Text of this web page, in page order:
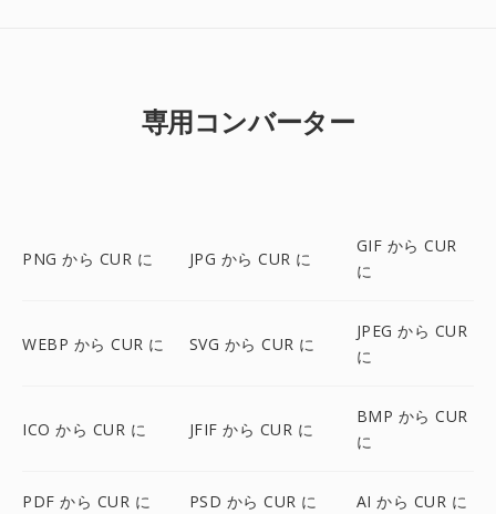
専用コンバーター
PNG から CUR に JPG から CUR に
GIF から CUR
に
WEBP から CUR に SVG から CUR に
JPEG から CUR
に
ICO から CUR に JFIF から CUR に
BMP から CUR
に
PDF から CUR に PSD から CUR に AI から CUR に